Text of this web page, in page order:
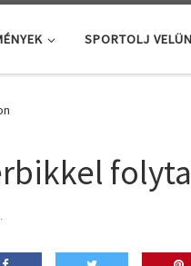
SPORTOLJ